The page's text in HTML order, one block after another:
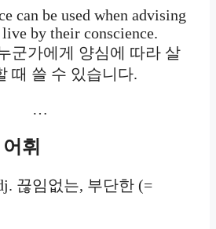
can be used when advising
by their conscience.
군가에게 양심에 따라 살
때 쓸 수 있습니다.
…
어휘
끊임없는, 부단한 (=